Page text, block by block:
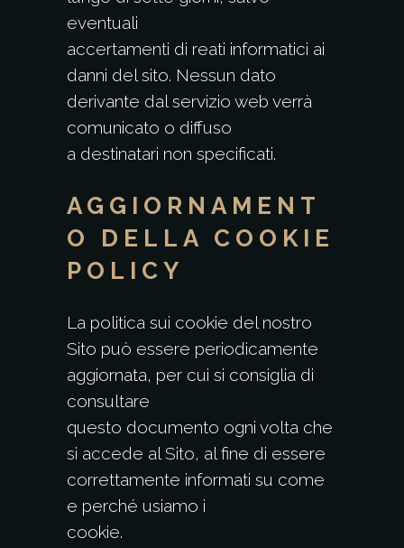
eventuali
accertamenti di reati informatici ai
danni del sito. Nessun dato
derivante dal servizio web verrà
comunicato o diffuso
a destinatari non specificati.
AGGIORNAMENT
O DELLA COOKIE
POLICY
La politica sui cookie del nostro
Sito può essere periodicamente
aggiornata, per cui si consiglia di
consultare
questo documento ogni volta che
si accede al Sito, al fine di essere
correttamente informati su come
e perché usiamo i
cookie.